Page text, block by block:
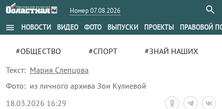
Номер 07.08.2026
menu НОВОСТИ ВИДЕО ФОТО ВЫПУСКИ ПРОЕКТЫ ПРАВОВОЙ
#ОБЩЕСТВО #СПОРТ
#ЗНАЙ НАШИХ
Текст: Мария Слепцова
Фото: из личного архива Зои Кулиевой
18.03.2026 16:29